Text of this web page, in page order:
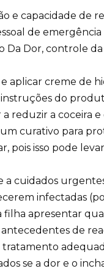
e capacidade de
de
Da Dor, controle
aplicar creme de
do
reduzir a coceira e
curativo para
pois isso pode
a cuidados
infectadas
apresentar
de
tratamento
se a dor e o